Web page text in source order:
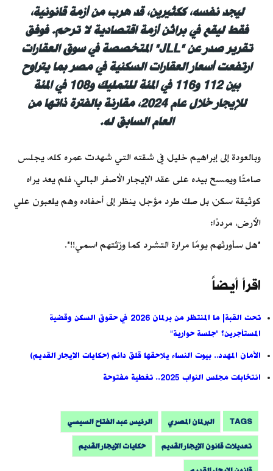
ليجد نفسه، ككثيرين، قد هرب من أزمة قانونية،
فقط ليقع في براثن أزمة اقتصادية لا ترحم. فوفق
تقرير صدر عن "JLL" المتخصصة في سوق العقارات
ارتفعت أسعار العقارات السكنية في مصر بما يتراوح
بين 112 و116 في المئة للتمليك و108 في المئة
للإيجار خلال عام 2024، مقارنة بالفترة ذاتها من
العام السابق له.
وبالعودة إلى إبراهيم خليل، في شقته التي شهدت عمره كله، يجلس
صامتًا ويمسح بيده على عقد الإيجار الأصفر البالي، فلم يعد يراه
كوثيقة سكن، بل صك طرد مؤجل، ينظر إلى أحفاده وهم يلعبون علي
الأرض، مرددًا:
"هل سأورثهم يومًا مرارة التشرد كما ورّثتهم اسمي!!".
اقرأ أيضاً
تحت القبة| ما المنتظر من برلمان 2026 في حقوق السكن وقضية
المستأجرين؟ "جلسة حوارية"
الأمان المهدد.. بيوت النساء يلاحقها قلق دائم (حكايات الإيجار القديم)
انتخابات مجلس النواب 2025.. تغطية مفتوحة
TAGS البرلمان المصري الرئيس عبد الفتاح السيسي
تعديلات قانون الإيجار القديم حكايات الإيجار القديم